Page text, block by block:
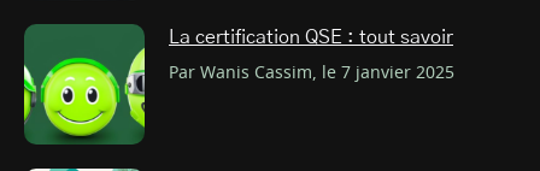
La certification QSE : tout savoir
Par Wanis Cassim, le 7 janvier 2025